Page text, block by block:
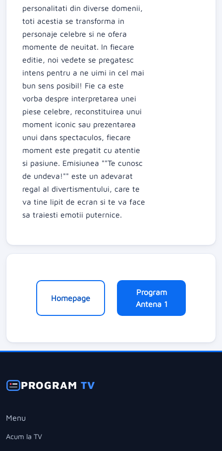
personalitati din diverse domenii,
toti acestia se transforma in
personaje celebre si ne ofera
momente de neuitat. In fiecare
editie, noi vedete se pregatesc
intens pentru a ne uimi in cel mai
bun sens posibil! Fie ca este
vorba despre interpretarea unei
piese celebre, reconstituirea unui
moment iconic sau prezentarea
unui dans spectaculos, fiecare
moment este pregatit cu atentie
si pasiune. Emisiunea ""Te cunosc
de undeva!"" este un adevarat
regal al divertismentului, care te
va tine lipit de ecran si te va face
sa traiesti emotii puternice.
Homepage
Program
Antena 1
PROGRAMTV
Menu
Acum la TV